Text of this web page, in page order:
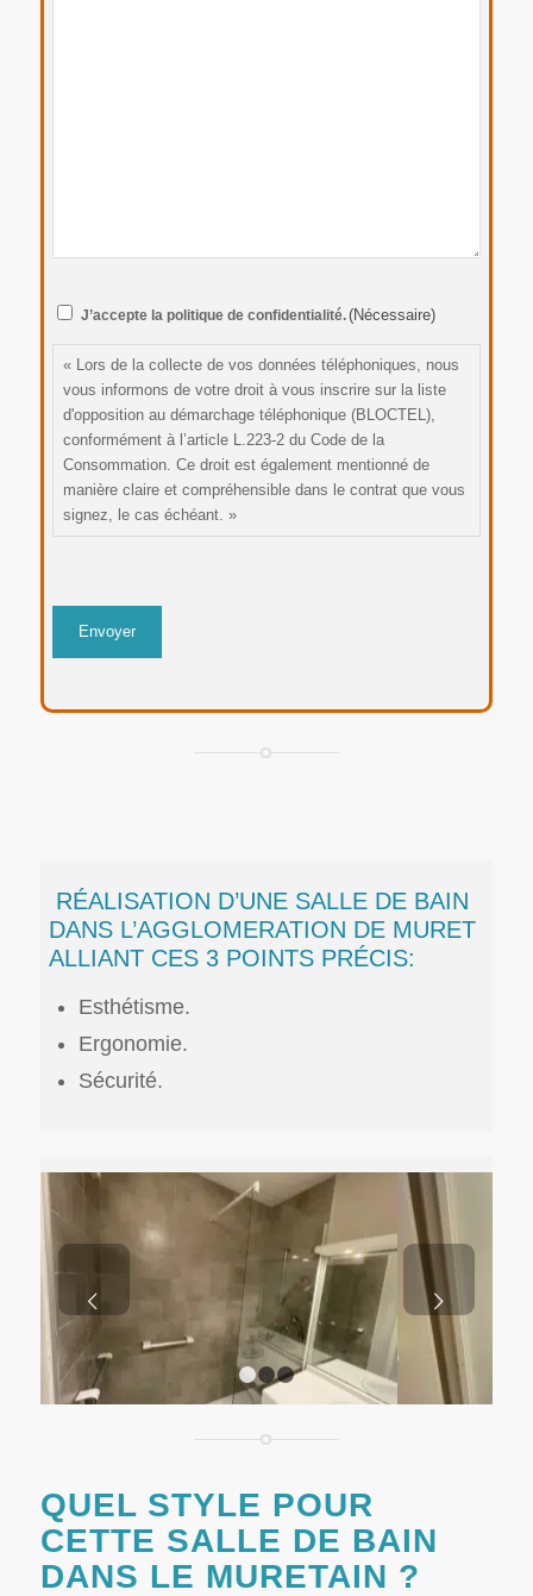
RGPDJ’accepte la politique de confidentialité.(Nécessaire)
« Lors de la collecte de vos données téléphoniques, nous
vous informons de votre droit à vous inscrire sur la liste
d'opposition au démarchage téléphonique (BLOCTEL),
conformément à l’article L.223-2 du Code de la
Consommation. Ce droit est également mentionné de
manière claire et compréhensible dans le contrat que vous
signez, le cas échéant. »
RÉALISATION D’UNE SALLE DE BAIN
DANS L’AGGLOMERATION DE MURET
ALLIANT CES 3 POINTS PRÉCIS:
Esthétisme.
Ergonomie.
Sécurité.
Suivant
1 2
QUEL STYLE POUR
CETTE SALLE DE BAIN
DANS LE MURETAIN ?